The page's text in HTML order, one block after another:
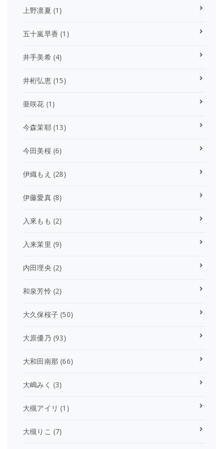
上野凛夏 (1)
五十嵐早香 (1)
井手美希(4)
井桁弘恵(15)
亜咲花 (1)
今森茉耶(13)
今田美桜(6)
伊織もえ (28)
伊藤愛真(8)
入來もも (2)
入来茉里 (9)
内田理央 (2)
和泉芳怜 (2)
大久保桜子 (50)
大原優乃 (93)
大和田南那 (66)
大嶋みく (3)
大槻アイリ (1)
大槻りこ (7)